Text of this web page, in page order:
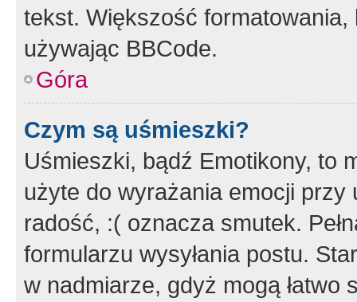
tekst. Większość
używając BBCode.
Góra
Czym są uśmieszki?
Uśmieszki, bądź Emotikony, to
użyte do wyrażania emocji
radość, :( oznacza smutek.
formularzu wysyłania postu.
w nadmiarze, gdyż mogą